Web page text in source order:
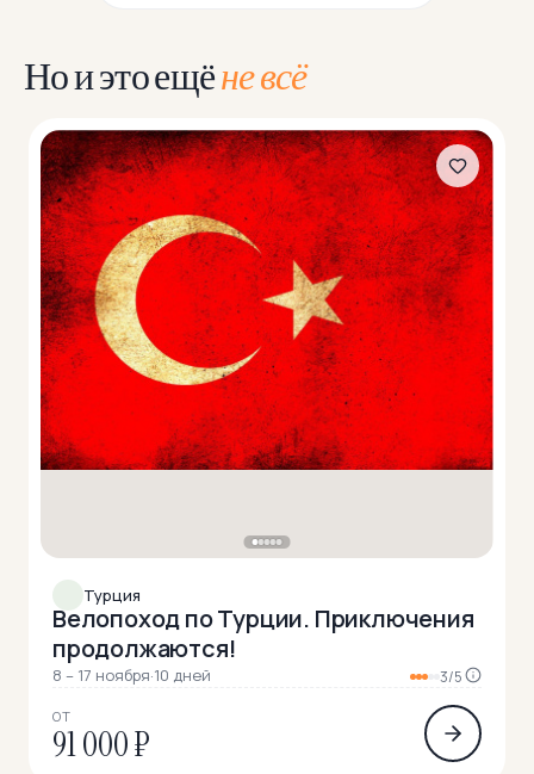
Но и это ещёне всё
Турция
Велопоход по Турции. Приключения
продолжаются!
8 – 17 ноября·10 дней 3/5
ОТ
91 000 ₽